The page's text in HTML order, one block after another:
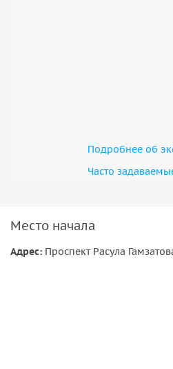
Подробнее об
Часто
Место начала
Адрес: Проспект Расула